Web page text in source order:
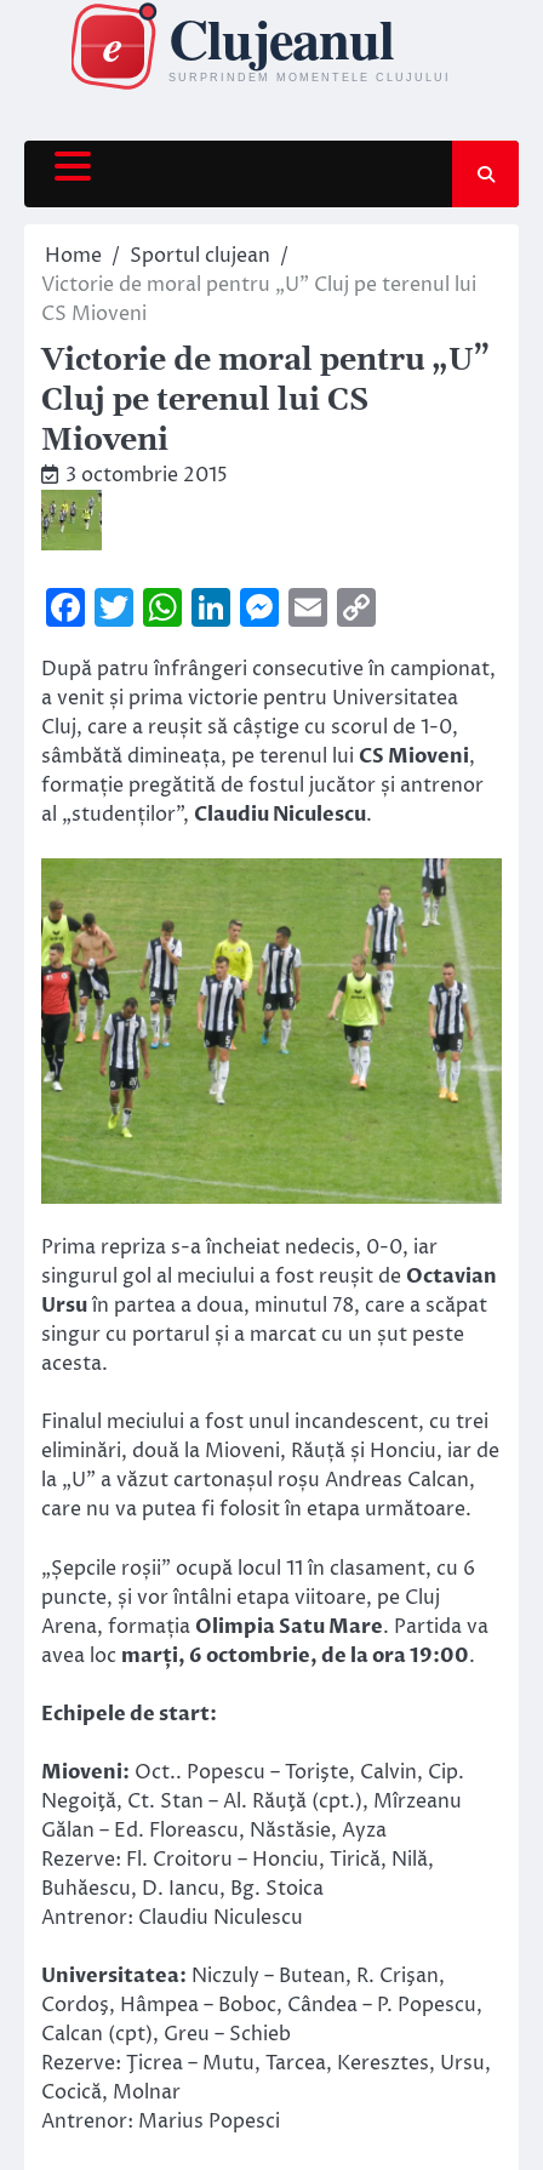
content
Home
Sportul clujean
Victorie de moral pentru „U” Cluj pe terenul lui
CS Mioveni
Victorie de moral pentru „U”
Cluj pe terenul lui CS
Mioveni
3 octombrie 2015
Facebook
Twitter
WhatsApp
LinkedIn
Messenger
Email
Link
După patru înfrângeri consecutive în campionat,
a venit și prima victorie pentru Universitatea
Cluj, care a reușit să câștige cu scorul de 1-0,
sâmbătă dimineața, pe terenul lui CS Mioveni,
formație pregătită de fostul jucător și antrenor
al „studenților”, Claudiu Niculescu.
Prima repriza s-a încheiat nedecis, 0-0, iar
singurul gol al meciului a fost reușit de Octavian
Ursuîn partea a doua, minutul 78, care a scăpat
singur cu portarul și a marcat cu un șut peste
acesta.
Finalul meciului a fost unul incandescent, cu trei
eliminări, două la Mioveni, Răuță și Honciu, iar de
la „U” a văzut cartonașul roșu Andreas Calcan,
care nu va putea fi folosit în etapa următoare.
„Șepcile roșii” ocupă locul 11 în clasament, cu 6
puncte, și vor întâlni etapa viitoare, pe Cluj
Arena, formația Olimpia Satu Mare. Partida va
avea loc marți, 6 octombrie, de la ora 19:00.
Echipele de start:
Mioveni: Oct.. Popescu – Torişte, Calvin, Cip.
Negoiţă, Ct. Stan – Al. Răuţă (cpt.), Mîrzeanu
Gălan – Ed. Floreascu, Năstăsie, Ayza
Rezerve: Fl. Croitoru – Honciu, Tirică, Nilă,
Buhăescu, D. Iancu, Bg. Stoica
Antrenor: Claudiu Niculescu
Universitatea: Niczuly – Butean, R. Crişan,
Cordoş, Hâmpea – Boboc, Cândea – P. Popescu,
Calcan (cpt), Greu – Schieb
Rezerve: Ţicrea – Mutu, Tarcea, Keresztes, Ursu,
Cocică, Molnar
Antrenor: Marius Popesci